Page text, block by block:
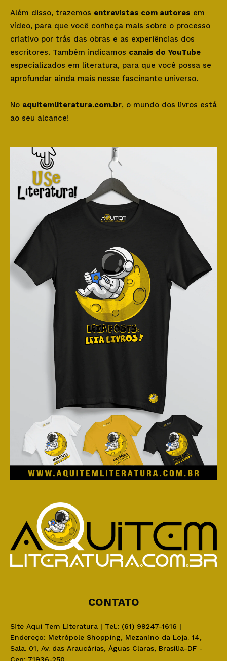
Além disso, trazemos entrevistas com autores em
vídeo, para que você conheça mais sobre o processo
criativo por trás das obras e as experiências dos
escritores. Também indicamos canais do YouTube
especializados em literatura, para que você possa se
aprofundar ainda mais nesse fascinante universo.
No aquitemliteratura.com.br, o mundo dos livros está
ao seu alcance!
CONTATO
Site Aqui Tem Literatura | Tel.: (61) 99247-1616 |
Endereço: Metrópole Shopping, Mezanino da Loja. 14,
Sala. 01, Av. das Araucárias, Águas Claras, Brasília-DF -
Cep: 71936-250